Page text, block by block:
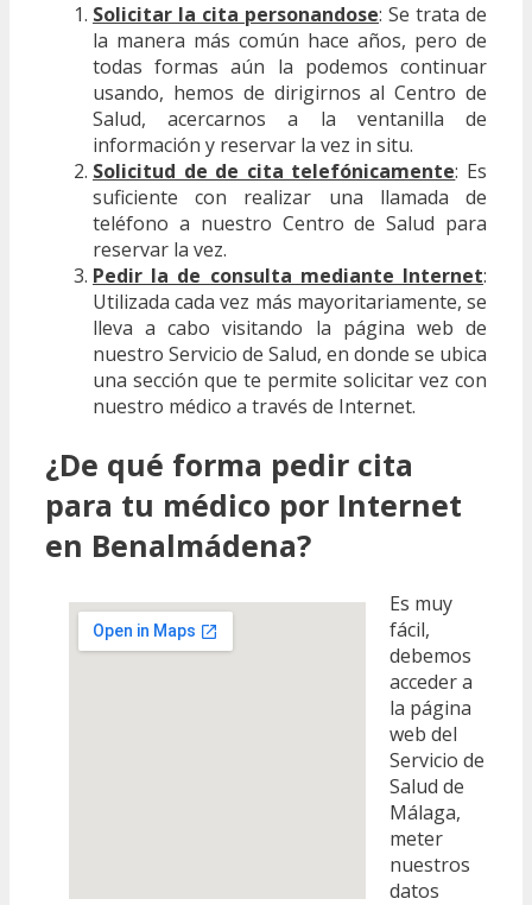
Solicitar la cita personandose: Se trata de
la manera más común hace años, pero de
todas formas aún la podemos continuar
usando, hemos de dirigirnos al Centro de
Salud, acercarnos a la ventanilla de
información y reservar la vez in situ.
Solicitud de de cita telefónicamente: Es
suficiente con realizar una llamada de
teléfono a nuestro Centro de Salud para
reservar la vez.
Pedir la de consulta mediante Internet:
Utilizada cada vez más mayoritariamente, se
lleva a cabo visitando la página web de
nuestro Servicio de Salud, en donde se ubica
una sección que te permite solicitar vez con
nuestro médico a través de Internet.
¿De qué forma pedir cita
para tu médico por Internet
en Benalmádena?
Es muy
fácil,
debemos
acceder a
la página
web del
Servicio de
Salud de
Málaga,
meter
nuestros
datos